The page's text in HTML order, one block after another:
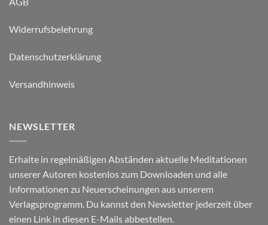
Widerrufsbelehrung
Datenschutzerklärung
Versandhinweis
NEWSLETTER
Erhalte in regelmäßigen Abständen aktuelle Meditationen
unserer Autoren kostenlos zum Downloaden und alle
Informationen zu Neuerscheinungen aus unserem
Verlagsprogramm. Du kannst den Newsletter jederzeit über
einen Link in diesen E-Mails abbestellen.